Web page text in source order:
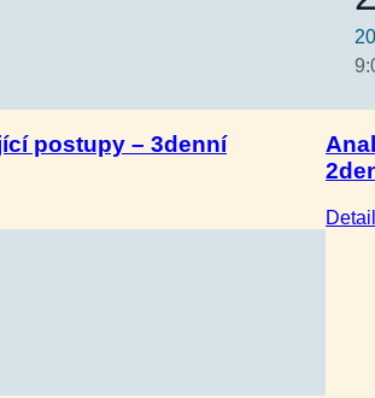
postupy – 3denní